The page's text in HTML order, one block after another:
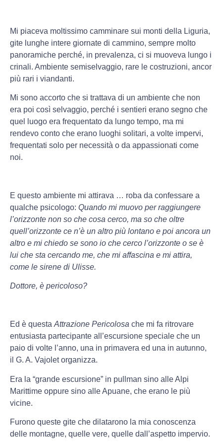
Mi piaceva moltissimo camminare sui monti della Liguria,
gite lunghe intere giornate di cammino, sempre molto
panoramiche perché, in prevalenza, ci si muoveva lungo i
crinali. Ambiente semiselvaggio, rare le costruzioni, ancor
più rari i viandanti.
Mi sono accorto che si trattava di un ambiente che non
era poi così selvaggio, perché i sentieri erano segno che
quel luogo era frequentato da lungo tempo, ma mi
rendevo conto che erano luoghi solitari, a volte impervi,
frequentati solo per necessità o da appassionati come
noi.
E questo ambiente mi attirava … roba da confessare a
qualche psicologo: Quando mi muovo per raggiungere
l’orizzonte non so che cosa cerco, ma so che oltre
quell’orizzonte ce n’è un altro più lontano e poi ancora un
altro e mi chiedo se sono io che cerco l’orizzonte o se è
lui che sta cercando me, che mi affascina e mi attira,
come le sirene di Ulisse.
Dottore, è pericoloso?
Ed è questa Attrazione Pericolosa che mi fa ritrovare
entusiasta partecipante all’escursione speciale che un
paio di volte l’anno, una in primavera ed una in autunno,
il G. A. Vajolet organizza.
Era la “grande escursione” in pullman sino alle Alpi
Marittime oppure sino alle Apuane, che erano le più
vicine.
Furono queste gite che dilatarono la mia conoscenza
delle montagne, quelle vere, quelle dall’aspetto impervio.